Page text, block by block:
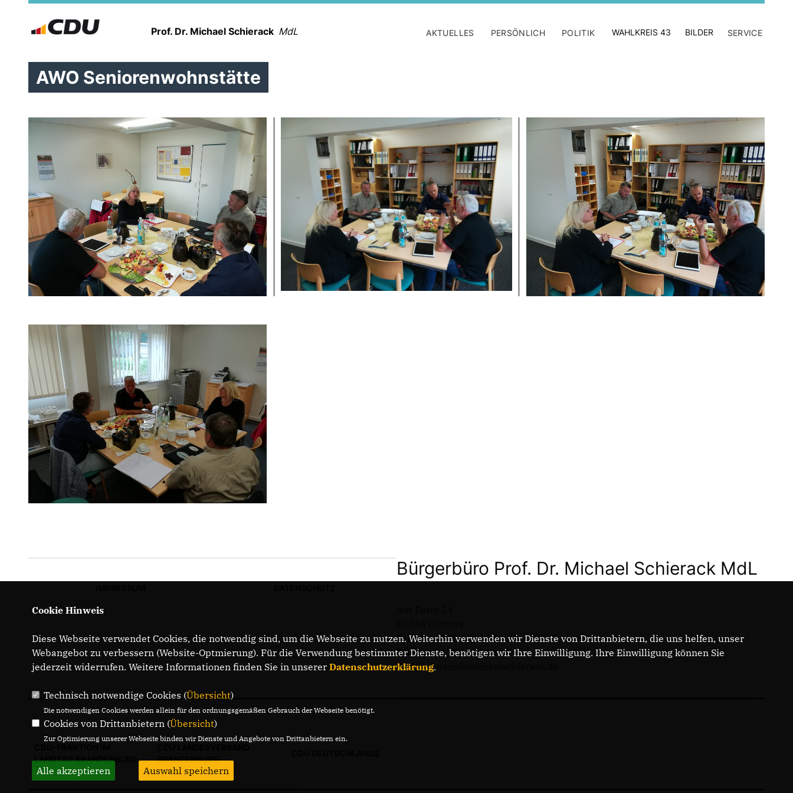
Prof. Dr. Michael Schierack MdL AKTUELLES PERSÖNLICH POLITIK WAHLKREIS 43 BILDER SERVICE
AWO Seniorenwohnstätte
Bürgerbüro Prof. Dr. Michael Schierack MdL
Telefon: 0355 / 289 162 38
Telefax: 0355 / 289 162 39
E-Mail: buero@michaelschierack.de
LANDTAG BRANDENBURG
BRANDENBURG
Cookie Hinweis
Diese Webseite verwendet Cookies, die notwendig sind, um die Webseite zu nutzen. Weiterhin verwenden wir Dienste von Drittanbietern, die uns helfen, unser
Webangebot zu verbessern (Website-Optmierung). Für die Verwendung bestimmter Dienste, benötigen wir Ihre Einwilligung. Ihre Einwilligung können Sie
jederzeit widerrufen. Weitere Informationen finden Sie in unserer Datenschutzerklärung.
Technisch notwendige Cookies (Übersicht)
Die notwendigen Cookies werden allein für den ordnungsgemäßen Gebrauch der Webseite benötigt.
Cookies von Drittanbietern (Übersicht)
Zur Optimierung unserer Webseite binden wir Dienste und Angebote von Drittanbietern ein.
Alle akzeptieren Auswahl speichern